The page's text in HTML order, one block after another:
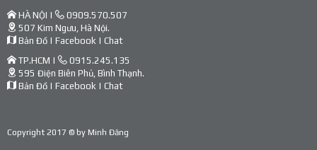
HÀ NỘI |
0909.570.507
507 Kim Ngưu, Hà Nội.
Bản Đồ | Facebook | Chat
TP.HCM |
0915.245.135
595 Điện Biên Phủ, Bình Thạnh.
Bản Đồ | Facebook | Chat
Copyright 2017 © by Minh Đăng